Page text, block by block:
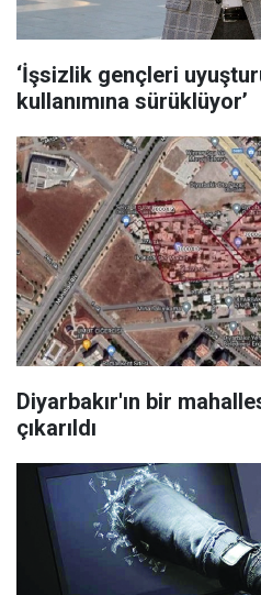
‘İşsizlik gençleri
kullanımına sürüklüyor’
Diyarbakır'ın bir
çıkarıldı